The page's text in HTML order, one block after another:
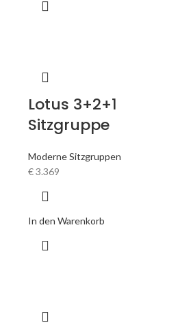
Lotus 3+2+1
Sitzgruppe
Moderne Sitzgruppen
€3.369
In den Warenkorb